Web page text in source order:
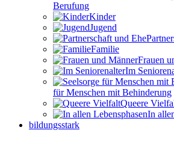
Berufung
Kinder
Jugend
Familie
Frauen
Im
für Menschen mit Behinderung
Queere
In
bildungsstark